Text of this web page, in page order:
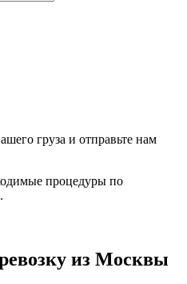
груза и отправьте нам
процедуры по
из Москвы